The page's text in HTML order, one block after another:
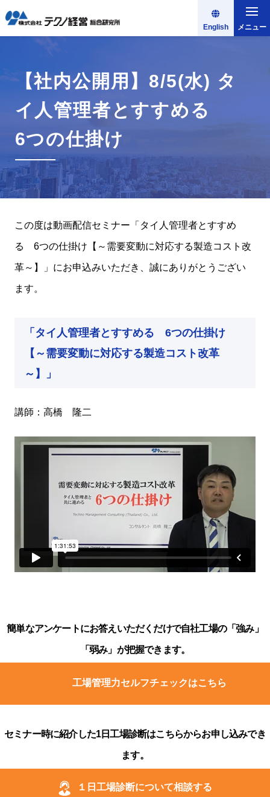
English メニュー
【社内公開用】8/5(水) タ
イ人管理者とすすめる
6つの仕掛け
この度は動画配信セミナー「タイ人管理者とすすめ
る 6つの仕掛け【～需要変動に対応する製造コスト改
革～】」にお申込みいただき、誠にありがとうござい
ます。
「タイ人管理者とすすめる 6つの仕掛け
【～需要変動に対応する製造コスト改革
～】」
講師：高橋 隆二
簡単なアンケートにお答えいただくだけで自社工場の「強み」
「弱み」が把握できます。
工場管理力セルフチェックはこちら
セミナー時に紹介した1日工場診断はこちらからお申し込みでき
ます。
１日工場診断について相談する